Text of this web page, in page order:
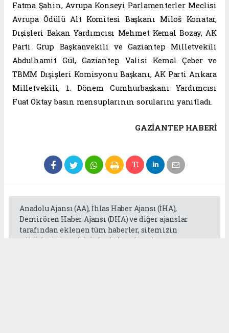
Fatma Şahin, Avrupa Konseyi Parlamenterler Meclisi
Avrupa Ödülü Alt Komitesi Başkanı Miloš Konatar,
Dışişleri Bakan Yardımcısı Mehmet Kemal Bozay, AK
Parti Grup Başkanvekili ve Gaziantep Milletvekili
Abdulhamit Gül, Gaziantep Valisi Kemal Çeber ve
TBMM Dışişleri Komisyonu Başkanı, AK Parti Ankara
Milletvekili, 1. Dönem Cumhurbaşkanı Yardımcısı
Fuat Oktay basın mensuplarının sorularını yanıtladı.
GAZIANTEP HABERİ
Anadolu Ajansı (AA), İhlas Haber Ajansı (İHA),
Demirören Haber Ajansı (DHA) ve diğer ajanslar
tarafından eklenen tüm haberler, sitemizin
editörlerinin müdahalesi olmadan ajans